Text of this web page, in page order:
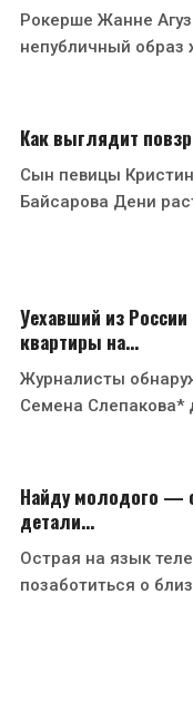
Рокерше Жанне
непубличный образ
Как выглядит
Сын певицы
Байсарова Дени
Уехавший из
квартиры на…
Журналисты
Семена Слепакова*
Найду молодого —
детали…
Острая на язык
позаботиться о